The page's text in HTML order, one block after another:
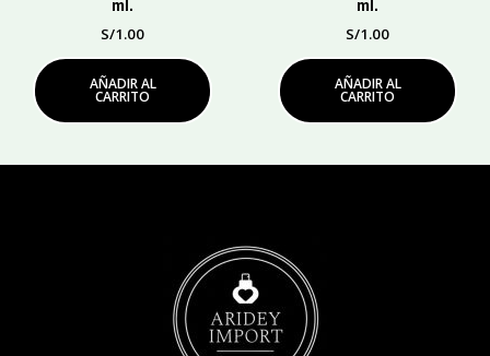
ml.
S/1.00
AÑADIR AL
CARRITO
ml.
S/1.00
AÑADIR AL
CARRITO